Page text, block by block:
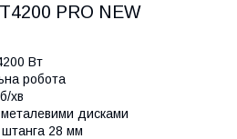
PRO NEW
Вт
робота
хв
металевими дисками
штанга 28 мм